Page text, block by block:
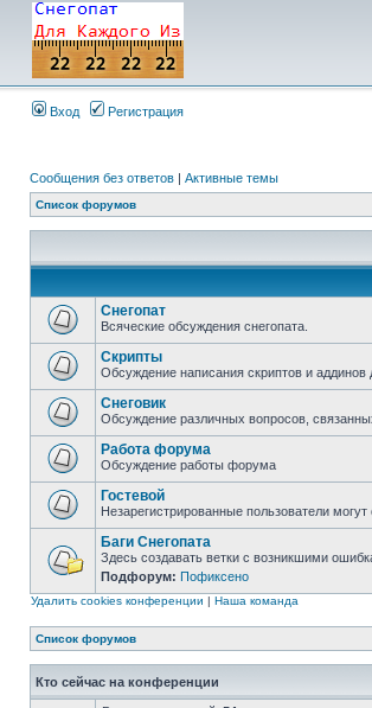
Вход Регистрация
Сообщения без ответов | Активные темы
Список форумов
Снегопат
Всяческие обсуждения снегопата.
Скрипты
Обсуждение написания скриптов и аддинов
Снеговик
Обсуждение различных вопросов,
Работа форума
Обсуждение работы форума
Гостевой
Незарегистрированные пользователи
Баги Снегопата
Здесь создавать ветки с возникшими
Подфорум: Пофиксено
Удалить cookies конференции | Наша команда
Список форумов
Кто сейчас на конференции